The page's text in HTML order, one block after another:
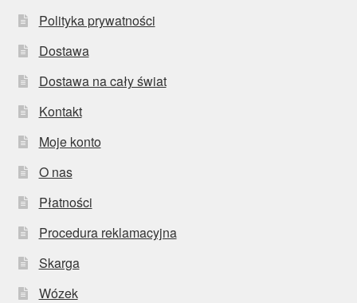
Polityka prywatności
Dostawa
Dostawa na cały świat
Kontakt
Moje konto
O nas
Płatności
Procedura reklamacyjna
Skarga
Wózek